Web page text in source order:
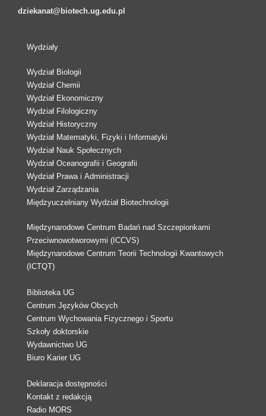
dziekanat@biotech.ug.edu.pl
Wydziały
Wydział Biologii
Wydział Chemii
Wydział Ekonomiczny
Wydział Filologiczny
Wydział Historyczny
Wydział Matematyki, Fizyki i Informatyki
Wydział Nauk Społecznych
Wydział Oceanografii i Geografii
Wydział Prawa i Administracji
Wydział Zarządzania
Międzyuczelniany Wydział Biotechnologii
Międzynarodowe Centrum Badań nad Szczepionkami
Przeciwnowotworowymi (ICCVS)
Międzynarodowe Centrum Teorii Technologii Kwantowych
(ICTQT)
Biblioteka UG
Centrum Języków Obcych
Centrum Wychowania Fizycznego i Sportu
Szkoły doktorskie
Wydawnictwo UG
Biuro Karier UG
Deklaracja dostępności
Kontakt z redakcją
Radio MORS